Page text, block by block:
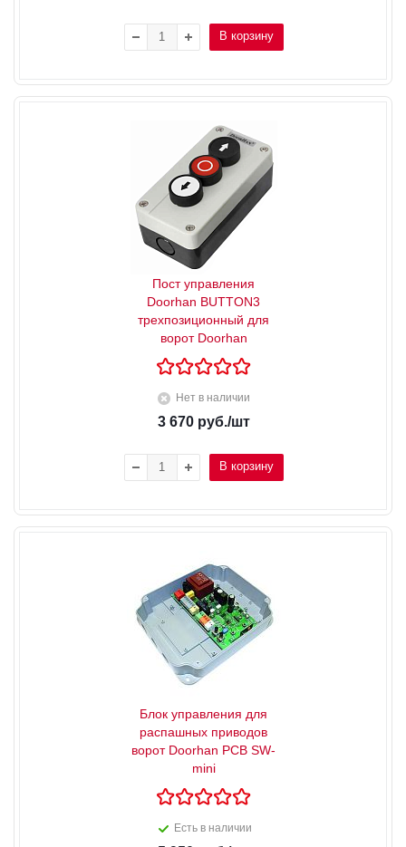
В корзину
Пост управления
Doorhan BUTTON3
трехпозиционный для
ворот Doorhan
Нет в наличии
3 670руб./шт
В корзину
Блок управления для
распашных приводов
ворот Doorhan PCB SW-
mini
Есть в наличии